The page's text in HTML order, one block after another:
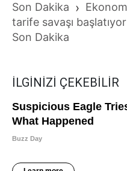
Son Dakika ›
tarife savaşı
Son Dakika